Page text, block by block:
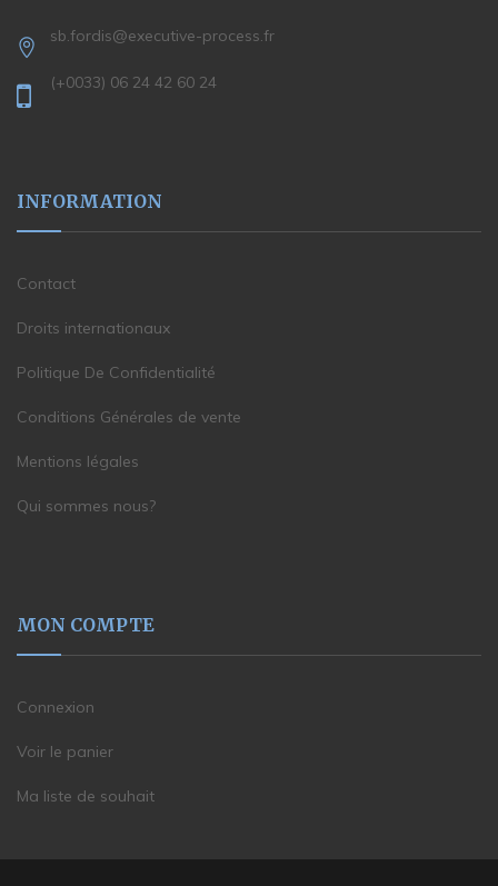
sb.fordis@executive-process.fr
(+0033) 06 24 42 60 24
INFORMATION
Contact
Droits internationaux
Politique De Confidentialité
Conditions Générales de vente
Mentions légales
Qui sommes nous?
MON COMPTE
Connexion
Voir le panier
Ma liste de souhait